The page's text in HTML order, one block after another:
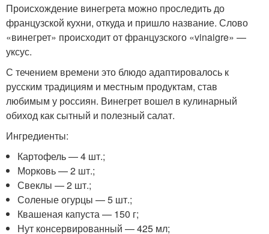
Происхождение винегрета можно проследить до
французской кухни, откуда и пришло название. Слово
«винегрет» происходит от французского «vinaigre» —
уксус.
С течением времени это блюдо адаптировалось к
русским традициям и местным продуктам, став
любимым у россиян. Винегрет вошел в кулинарный
обиход как сытный и полезный салат.
Ингредиенты:
Картофель — 4 шт.;
Морковь — 2 шт.;
Свеклы — 2 шт.;
Соленые огурцы — 5 шт.;
Квашеная капуста — 150 г;
Нут консервированный — 425 мл;